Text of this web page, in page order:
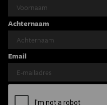
Achternaam
Email